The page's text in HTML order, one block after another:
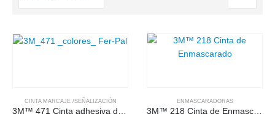
CINTA MARCAJE /SEÑALIZACIÓN ENMASCARADORAS